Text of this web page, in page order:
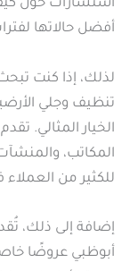
استشارات حول
أفضل حالاتها
لذلك، إذا كنت
تنظيف وجلي
الخيار المثالي.
المكاتب، والمنشآت
للكثير من
إضافة إلى ذلك،
أبوظبي عروضًا